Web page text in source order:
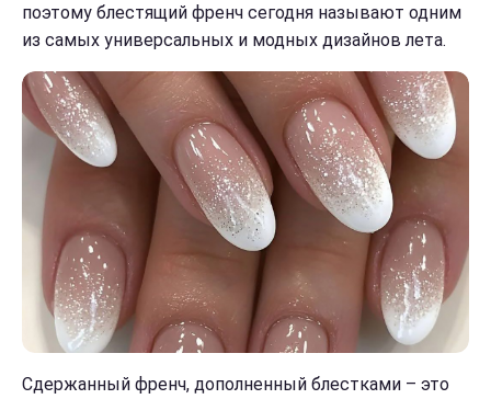
поэтому блестящий френч сегодня называют одним
из самых универсальных и модных дизайнов лета.
Сдержанный френч, дополненный блестками – это